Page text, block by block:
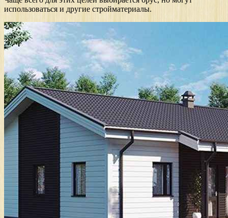
использоваться и другие стройматериалы.